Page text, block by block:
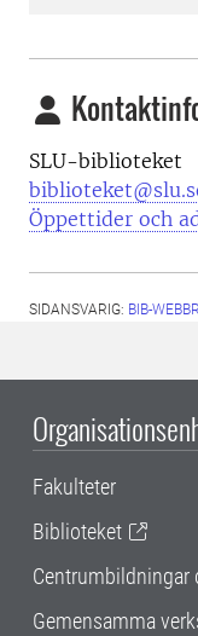
SLU-biblioteket
Öppettider och
SIDANSVARIG: BIB-
Fakulteter
Biblioteket
Centrumbildningar
Gemensamma